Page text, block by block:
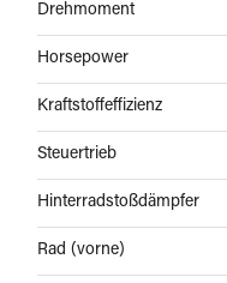
Drehmoment
Horsepower
Kraftstoffeffizienz
Steuertrieb
Hinterradstoßdämpfer
Rad (vorne)